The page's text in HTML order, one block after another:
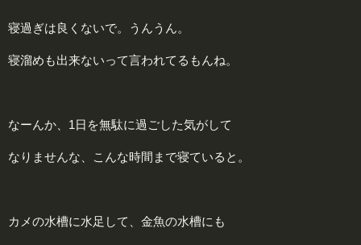
寝過ぎは良くないで。うんうん。
寝溜めも出来ないって言われてるもんね。
なーんか、1日を無駄に過ごした気がして
なりませんな、こんな時間まで寝ていると。
カメの水槽に水足して、金魚の水槽にも